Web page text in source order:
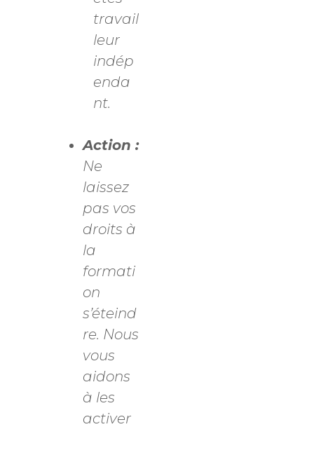
travail
leur
indép
enda
nt.
Action :
Ne
laissez
pas vos
droits à
la
formati
on
s’éteind
re. Nous
vous
aidons
à les
activer